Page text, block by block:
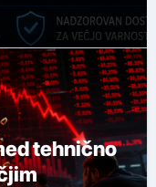
AI-ja
tehnično